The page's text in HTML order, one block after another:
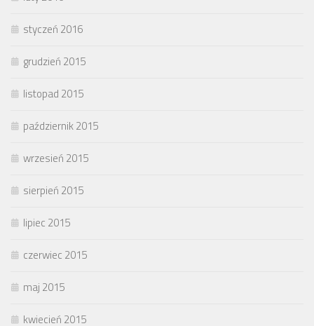
styczeń 2016
grudzień 2015
listopad 2015
październik 2015
wrzesień 2015
sierpień 2015
lipiec 2015
czerwiec 2015
maj 2015
kwiecień 2015